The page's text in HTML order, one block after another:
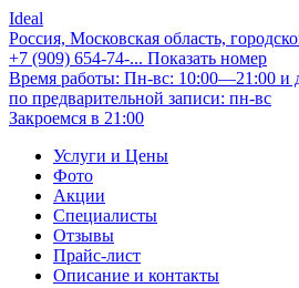
Ideal
Россия, Московская область,
+7 (909) 654-74-... Показать номер
Время работы: Пн-вс: 10:00—21:00 и
по предварительной записи: пн-вс
Закроемся в 21:00
Услуги и Цены
Фото
Акции
Специалисты
Отзывы
Прайс-лист
Описание и контакты